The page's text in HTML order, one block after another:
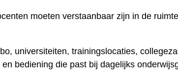
moeten verstaanbaar zijn in de
universiteiten, trainingslocaties,
bediening die past bij dagelijks